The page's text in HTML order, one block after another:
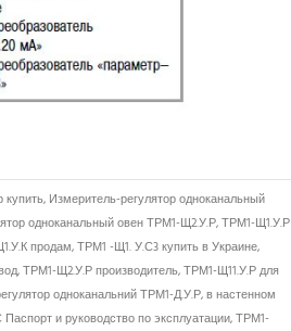
Измеритель-регулятор одноканальный
одноканальный овен ТРМ1-Щ2.У.Р, ТРМ1-Щ1.У.Р
продам, ТРМ1 -Щ1. У.С3 купить в Украине,
ТРМ1-Щ2.У.Р производитель, ТРМ1-Щ11.У.Р для
одноканальний ТРМ1-Д.У.Р, в настенном
и руководство по эксплуатации, ТРМ1-